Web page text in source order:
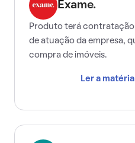
Exame.
Produto terá
de atuação da empresa,
compra de imóveis.
Ler a